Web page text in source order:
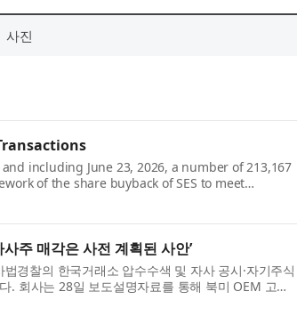
사진
including June 23, 2026, a number of 213,167
of the share buyback of SES to meet
Plan (EBCP). Shares were...
주 매각은 사전 계획된 사안’
경찰의 한국거래소 압수수색 및 자사 공시·자기주식
. 회사는 28일 보도설명자료를 통해 북미 OEM 고객
시는 관련 법령 및 ...